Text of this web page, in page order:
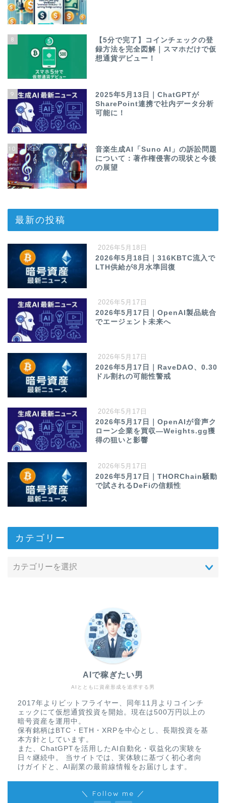
8
【5分で完了】コインチェックの登
録方法を完全図解｜スマホだけで仮
想通貨デビュー！
9
2025年5月13日｜ChatGPTが
SharePoint連携で社内データ分析
可能に！
10
音楽生成AI「Suno AI」の訴訟問題
について：著作権侵害の現状と今後
の展望
最新の投稿
2026年5月18日
2026年5月18日｜316KBTC流入で
LTH供給が8月水準回復
2026年5月17日
2026年5月17日｜OpenAI製品統合
でエージェント未来へ
2026年5月17日
2026年5月17日｜RaveDAO、0.30
ドル割れの可能性警戒
2026年5月17日
2026年5月17日｜OpenAIが音声ク
ローン企業を買収—Weights.gg獲
得の狙いと影響
2026年5月17日
2026年5月17日｜THORChain騒動
で試されるDeFiの信頼性
カテゴリー
AIとともに資産形成を追求する男
AIで稼ぎたい男
2017年よりビットフライヤー、同年11月よりコインチ
ェックにて仮想通貨投資を開始。現在は500万円以上の
暗号資産を運用中。
保有銘柄はBTC・ETH・XRPを中心とし、長期投資を基
本方針としています。
また、ChatGPTを活用したAI自動化・収益化の実験を
日々継続中。 当サイトでは、実体験に基づく初心者向
けガイドと、AI副業の最前線情報をお届けします。
＼ Follow me ／